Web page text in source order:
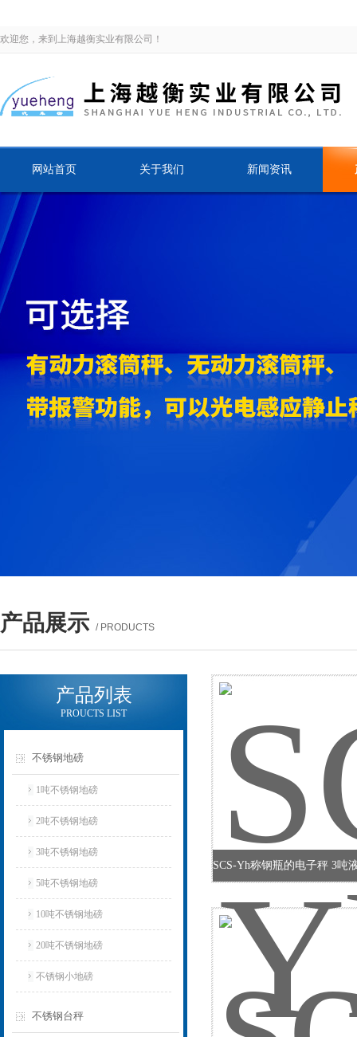
欢迎您，来到上海越衡实业有限公司！
网站首页 关于我们 新闻资讯
产品展示 / PRODUCTS
产品列表
PROUCTS LIST
不锈钢地磅
1吨不锈钢地磅
2吨不锈钢地磅
3吨不锈钢地磅
5吨不锈钢地磅
10吨不锈钢地磅
20吨不锈钢地磅
不锈钢小地磅
不锈钢台秤